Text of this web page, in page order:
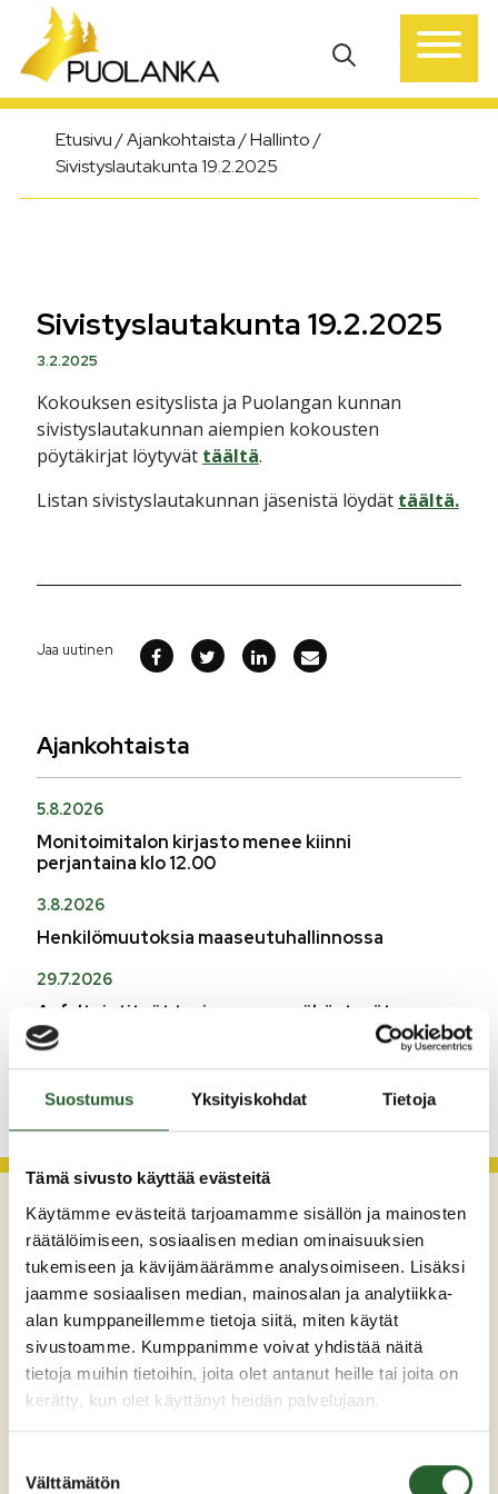
Suostumus Yksityiskohdat Tietoja
Tämä sivusto käyttää evästeitä
Käytämme evästeitä tarjoamamme sisällön ja mainosten
räätälöimiseen, sosiaalisen median ominaisuuksien
tukemiseen ja kävijämäärämme analysoimiseen. Lisäksi
jaamme sosiaalisen median, mainosalan ja analytiikka-
alan kumppaneillemme tietoja siitä, miten käytät
sivustoamme. Kumppanimme voivat yhdistää näitä
tietoja muihin tietoihin, joita olet antanut heille tai joita on
kerätty, kun olet käyttänyt heidän palvelujaan.
valinta
Välttämätön
Päävalikko
Etusivu/Ajankohtaista/Hallinto/
Sivistyslautakunta 19.2.2025
Sivistyslautakunta 19.2.2025
3.2.2025
Kokouksen esityslista ja Puolangan kunnan
sivistyslautakunnan aiempien kokousten
pöytäkirjat löytyvät täältä.
Listan sivistyslautakunnan jäsenistä löydät täältä.
Jaa uutinen
Ajankohtaista
5.8.2026
Monitoimitalon kirjasto menee kiinni
perjantaina klo 12.00
3.8.2026
Henkilömuutoksia maaseutuhallinnossa
29.7.2026
Asfaltointityöt taajamassa myöhästyvät
Maaherrankatu 7
89200 Puolanka